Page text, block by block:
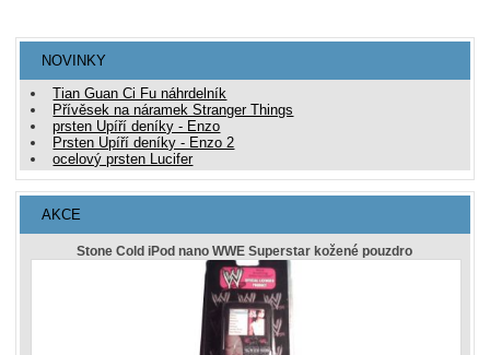
NOVINKY
Tian Guan Ci Fu náhrdelník
Přívěsek na náramek Stranger Things
prsten Upíří deníky - Enzo
Prsten Upíří deníky - Enzo 2
ocelový prsten Lucifer
AKCE
Stone Cold iPod nano WWE Superstar kožené pouzdro